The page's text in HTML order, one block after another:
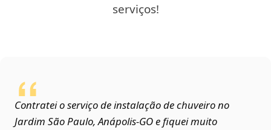
serviços!
Contratei o serviço de instalação de chuveiro no
Jardim São Paulo, Anápolis‑GO e fiquei muito